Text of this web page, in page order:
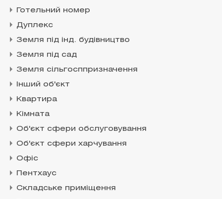
Готельний номер
Дуплекс
Земля під інд. будівництво
Земля під сад
Земля сільгосппризначення
Інший об'єкт
Квартира
Кімната
Об'єкт сфери обслуговування
Об'єкт сфери харчування
Офіс
Пентхаус
Складське приміщення